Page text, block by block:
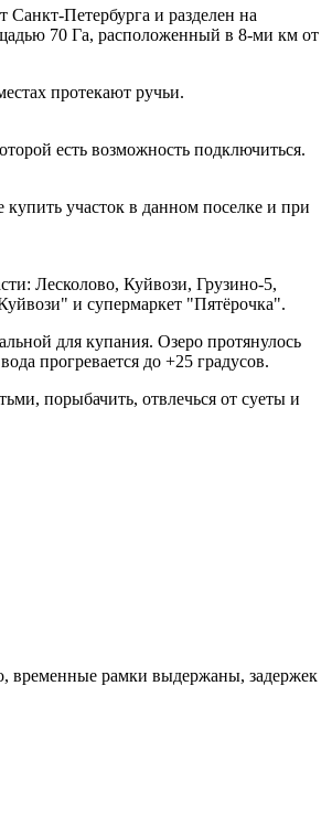
Петербурга и разделен на
70 Га, расположенный в 8-ми км от
протекают ручьи.
есть возможность подключиться.
участок в данном поселке и при
Лесколово, Куйвози, Грузино-5,
и супермаркет "Пятёрочка".
для купания. Озеро протянулось
прогревается до +25 градусов.
порыбачить, отвлечься от суеты и
временные рамки выдержаны, задержек